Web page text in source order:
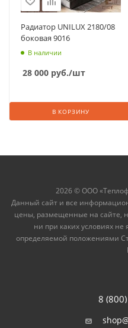
Радиатор UNILUX 2180/08
боковая 9016
В наличии
28 000 руб./шт
В КОРЗИНУ
2026 © ООО
Данный сайт и все
цены, размещенные на сайте,
ни при каких условиях
определяемой положениями
8